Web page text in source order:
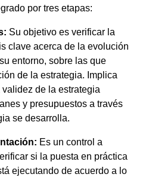
por tres etapas:
Su objetivo es verificar la
clave acerca de la evolución
entorno, sobre las que
de la estrategia. Implica
de la estrategia
y presupuestos a través
se desarrolla.
Es un control a
si la puesta en práctica
ejecutando de acuerdo a lo